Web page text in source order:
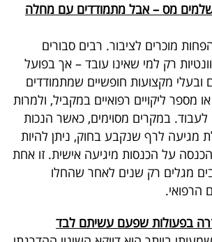
מס – אבל מתמודדים עם מחלה
מוכרים לציבור. רבים סבורים
רק למי שאינו עובד – אך בפועל
ובעלי מקצועות חופשיים שמתמודדים
מספר ליקויים רפואיים במקביל, ולמרות
לעבוד. במקרים מסוימים, כאשר הנכות
מגיעה לרף שנקבע בחוק, ניתן להיות
על הכנסות מיגיעה אישית. זו אחת
מגלים רק שנים לאחר שהחלו
הרפואי.